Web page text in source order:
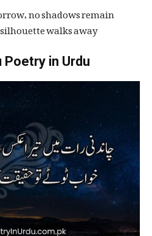
no shadows remain
walks away
Poetry in Urdu